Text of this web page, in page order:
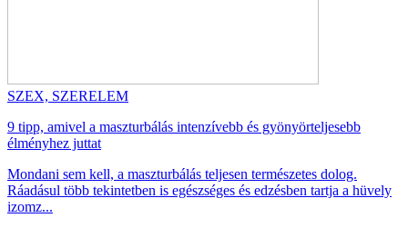
SZEX, SZERELEM
9 tipp, amivel a maszturbálás intenzívebb és gyönyörteljesebb
élményhez juttat
Mondani sem kell, a maszturbálás teljesen természetes dolog.
Ráadásul több tekintetben is egészséges és edzésben tartja a hüvely
izomz...